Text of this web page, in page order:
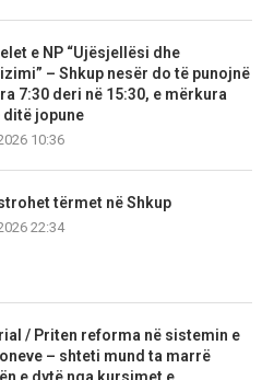
e NP “Ujësjellësi dhe
– Shkup nesër do të punojnë
7:30 deri në 15:30, e mërkura
ditë jopune
10:36
tërmet në Shkup
22:34
/ Priten reforma në sistemin e
– shteti mund ta marrë